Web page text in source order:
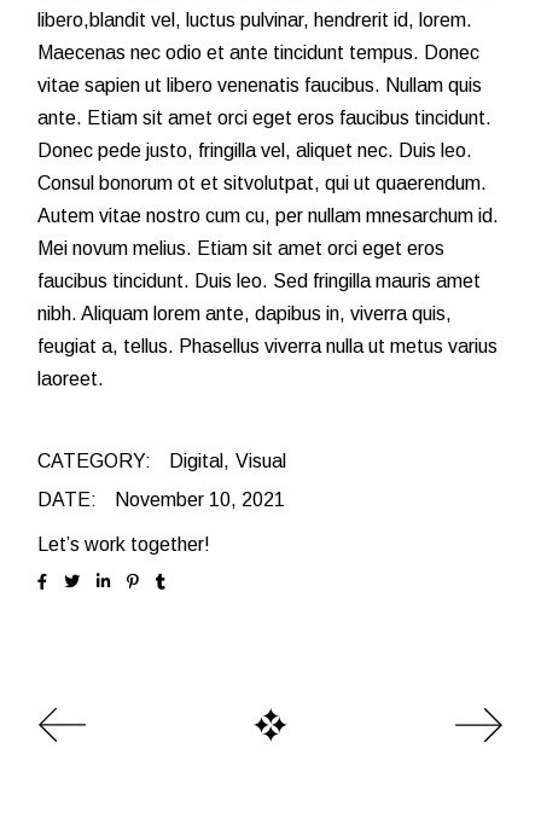
libero,blandit vel, luctus pulvinar, hendrerit id, lorem.
Maecenas nec odio et ante tincidunt tempus. Donec
vitae sapien ut libero venenatis faucibus. Nullam quis
ante. Etiam sit amet orci eget eros faucibus tincidunt.
Donec pede justo, fringilla vel, aliquet nec. Duis leo.
Consul bonorum ot et sitvolutpat, qui ut quaerendum.
Autem vitae nostro cum cu, per nullam mnesarchum id.
Mei novum melius. Etiam sit amet orci eget eros
faucibus tincidunt. Duis leo. Sed fringilla mauris amet
nibh. Aliquam lorem ante, dapibus in, viverra quis,
feugiat a, tellus. Phasellus viverra nulla ut metus varius
laoreet.
CATEGORY: Digital
Visual
DATE:
November 10, 2021
Let’s work together!